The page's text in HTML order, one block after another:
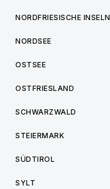
NORDFRIESISCHE INSELN
NORDSEE
OSTSEE
OSTFRIESLAND
SCHWARZWALD
STEIERMARK
SÜDTIROL
SYLT